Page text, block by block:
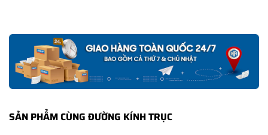
SẢN PHẨM CÙNG ĐƯỜNG KÍNH TRỤC